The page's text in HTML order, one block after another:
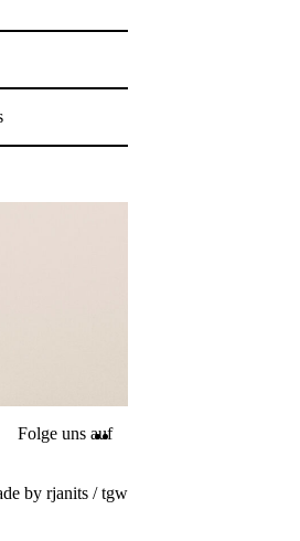
Folge uns auf
by rjanits /tgw